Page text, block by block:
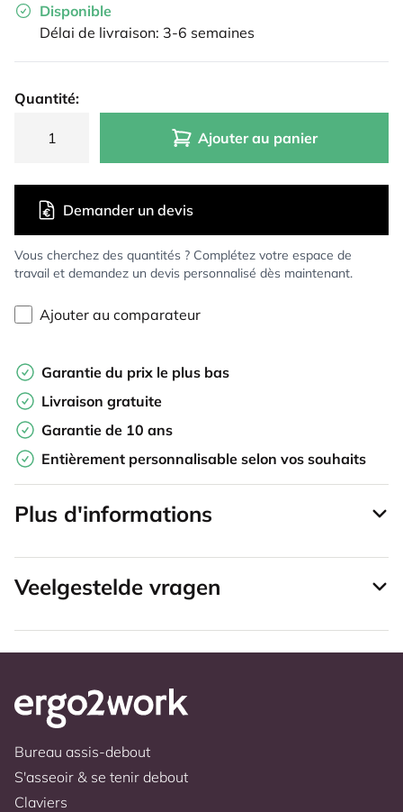
Disponible
Délai de livraison: 3-6 semaines
Quantité:
Ajouter au panier
Vous cherchez des quantités ? Complétez votre espace de
travail et demandez un devis personnalisé dès maintenant.
Demander un devis
Ajouter au comparateur
Garantie du prix le plus bas
Livraison gratuite
Garantie de 10 ans
Entièrement personnalisable selon vos souhaits
Plus d'informations
Veelgestelde vragen
Bureau assis-debout
S'asseoir & se tenir debout
Claviers